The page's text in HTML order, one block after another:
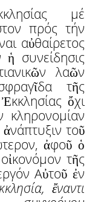
μέ
πρός τήν
αὐθαίρετος
ἡ συνείδησις
λαῶν
τῆς
ὄχι
κληρονομίαν
τοῦ
ἀφοῦ ὁ
τῆς
Αὐτοῦ ἐν
ἔναντι